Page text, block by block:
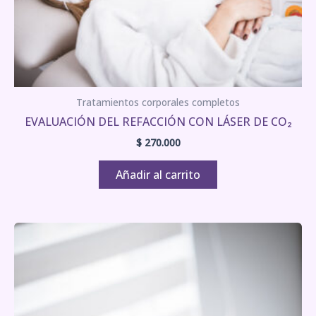
Tratamientos corporales completos
EVALUACIÓN DEL REFACCIÓN CON LÁSER DE CO₂
$270.000
Añadir al carrito